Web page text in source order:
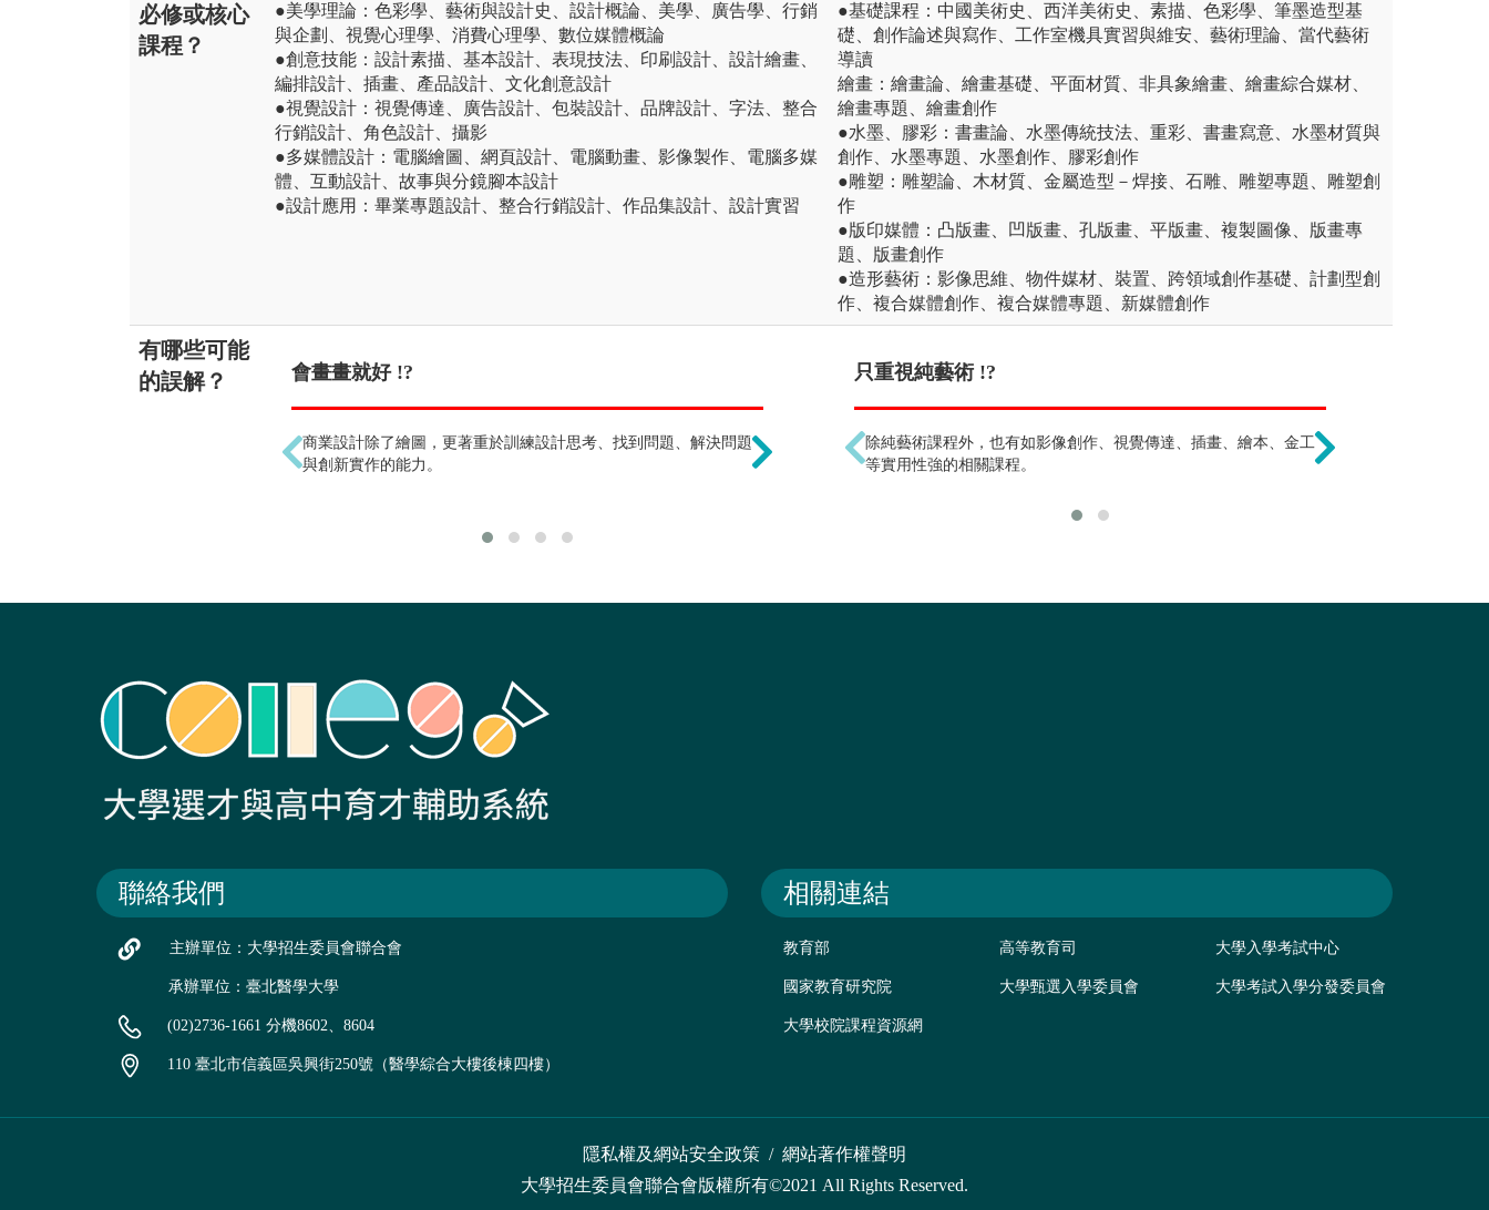
必修或核心
課程？
●美學理論：色彩學、藝術與設計史、設計概論、美學、廣告學、行銷
與企劃、視覺心理學、消費心理學、數位媒體概論
●創意技能：設計素描、基本設計、表現技法、印刷設計、設計繪畫、
編排設計、插畫、產品設計、文化創意設計
●視覺設計：視覺傳達、廣告設計、包裝設計、品牌設計、字法、整合
行銷設計、角色設計、攝影
●多媒體設計：電腦繪圖、網頁設計、電腦動畫、影像製作、電腦多媒
體、互動設計、故事與分鏡腳本設計
●設計應用：畢業專題設計、整合行銷設計、作品集設計、設計實習
●基礎課程：中國美術史、西洋美術史、素描、色彩學、筆墨造型基
礎、創作論述與寫作、工作室機具實習與維安、藝術理論、當代藝術
導讀
繪畫：繪畫論、繪畫基礎、平面材質、非具象繪畫、繪畫綜合媒材、
繪畫專題、繪畫創作
●水墨、膠彩：書畫論、水墨傳統技法、重彩、書畫寫意、水墨材質與
創作、水墨專題、水墨創作、膠彩創作
●雕塑：雕塑論、木材質、金屬造型－焊接、石雕、雕塑專題、雕塑創
作
●版印媒體：凸版畫、凹版畫、孔版畫、平版畫、複製圖像、版畫專
題、版畫創作
●造形藝術：影像思維、物件媒材、裝置、跨領域創作基礎、計劃型創
作、複合媒體創作、複合媒體專題、新媒體創作
有哪些可能
的誤解？
會畫畫就好 !?
商業設計除了繪圖，更著重於訓練設計思考、找到問題、解決問題
與創新實作的能力。
就業出路窄 !?
能勝任的工作非常廣泛，例如：廣告設計、平面設計、包裝設計、
攝影、插畫設計、產品設計、多媒體設計、網頁設計、設計管理、
時間管理也是設計師的
停損點、安排優先順序
只重視純藝術 !?
除純藝術課程外，也有如影像創作、視覺傳達、插畫、繪本、金工
等實用性強的相關課程。
聯絡我們
主辦單位：大學招生委員會聯合會
承辦單位：臺北醫學大學
(02)2736-1661 分機8602、8604
110 臺北市信義區吳興街250號（醫學綜合大樓後棟四樓）
相關連結
教育部 高等教育司 大學入學考試中心
國家教育研究院 大學甄選入學委員會 大學考試入學分發委員會
大學校院課程資源網
隱私權及網站安全政策 / 網站著作權聲明
大學招生委員會聯合會版權所有©2021 All Rights Reserved.